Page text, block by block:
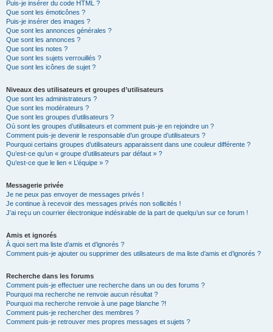
Puis-je insérer du code HTML ?
Que sont les émoticônes ?
Puis-je insérer des images ?
Que sont les annonces générales ?
Que sont les annonces ?
Que sont les notes ?
Que sont les sujets verrouillés ?
Que sont les icônes de sujet ?
Niveaux des utilisateurs et groupes d’utilisateurs
Que sont les administrateurs ?
Que sont les modérateurs ?
Que sont les groupes d’utilisateurs ?
Où sont les groupes d’utilisateurs et comment puis-je en rejoindre un ?
Comment puis-je devenir le responsable d’un groupe d’utilisateurs ?
Pourquoi certains groupes d’utilisateurs apparaissent dans une couleur différente ?
Qu’est-ce qu’un « groupe d’utilisateurs par défaut » ?
Qu’est-ce que le lien « L’équipe » ?
Messagerie privée
Je ne peux pas envoyer de messages privés !
Je continue à recevoir des messages privés non sollicités !
J’ai reçu un courrier électronique indésirable de la part de quelqu’un sur ce forum !
Amis et ignorés
À quoi sert ma liste d’amis et d’ignorés ?
Comment puis-je ajouter ou supprimer des utilisateurs de ma liste d’amis et d’ignorés ?
Recherche dans les forums
Comment puis-je effectuer une recherche dans un ou des forums ?
Pourquoi ma recherche ne renvoie aucun résultat ?
Pourquoi ma recherche renvoie à une page blanche ?!
Comment puis-je rechercher des membres ?
Comment puis-je retrouver mes propres messages et sujets ?